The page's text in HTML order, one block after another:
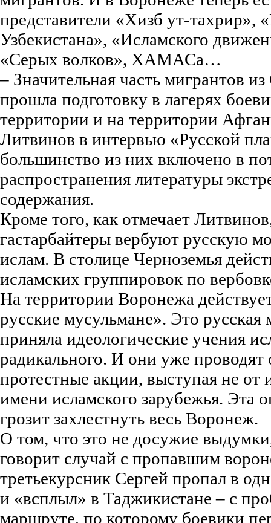
представители «Хизб ут-тахрир»,
Узбекистана», «Исламского
«Серых волков», ХАМАСа…
– Значительная часть мигрантов
прошла подготовку в лагерях
территории и на территории
Литвинов в интервью «Русской
большинство из них включено в
распространения литературы
содержания.
Кроме того, как отмечает
гастарбайтеры вербуют русскую
ислам. В столице Черноземья
исламских группировок по
На территории Воронежа
русские мусульмане». Это русская
приняла идеологические учения
радикального. И они уже проводят
протестные акции, выступая не от
имени исламского зарубежья. Эта
грозит захлестнуть весь Воронеж.
О том, что это не досужие
говорит случай с пропавшим
третьекурсник Сергей пропал в
и «всплыл» в Таджикистане – с
маршруте, по которому боевики